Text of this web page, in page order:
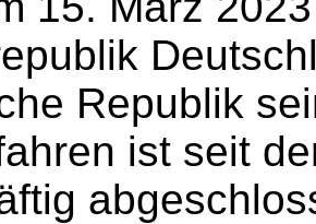
Republik
ist seit